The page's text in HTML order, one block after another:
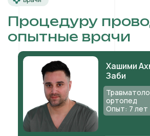
Процедуру
опытные врачи
Хашими
Заби
ортопед
Опыт: 7 лет